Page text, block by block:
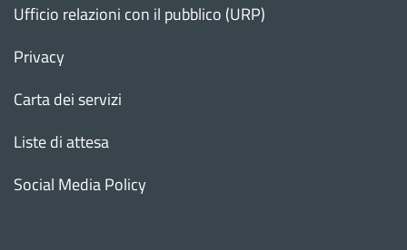
Ufficio relazioni con il pubblico (URP)
Privacy
Carta dei servizi
Liste di attesa
Social Media Policy